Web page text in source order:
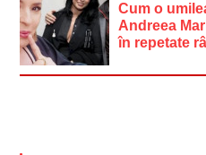
Cum o
Andreea
în repetate